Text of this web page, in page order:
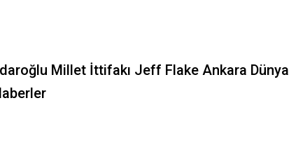
Millet İttifakı Jeff Flake Ankara Dünya